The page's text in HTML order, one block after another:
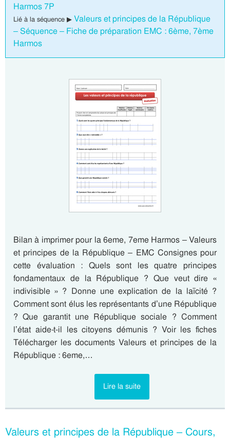
Harmos 7P
Lié à la séquence ▶ Valeurs et principes de la République
– Séquence – Fiche de préparation EMC : 6ème, 7ème
Harmos
Bilan à imprimer pour la 6eme, 7eme Harmos – Valeurs
et principes de la République – EMC Consignes pour
cette évaluation : Quels sont les quatre principes
fondamentaux de la République ? Que veut dire «
indivisible » ? Donne une explication de la laïcité ?
Comment sont élus les représentants d’une République
? Que garantit une République sociale ? Comment
l’état aide-t-il les citoyens démunis ? Voir les fiches
Télécharger les documents Valeurs et principes de la
République : 6eme,…
Lire la suite
Valeurs et principes de la République – Cours,